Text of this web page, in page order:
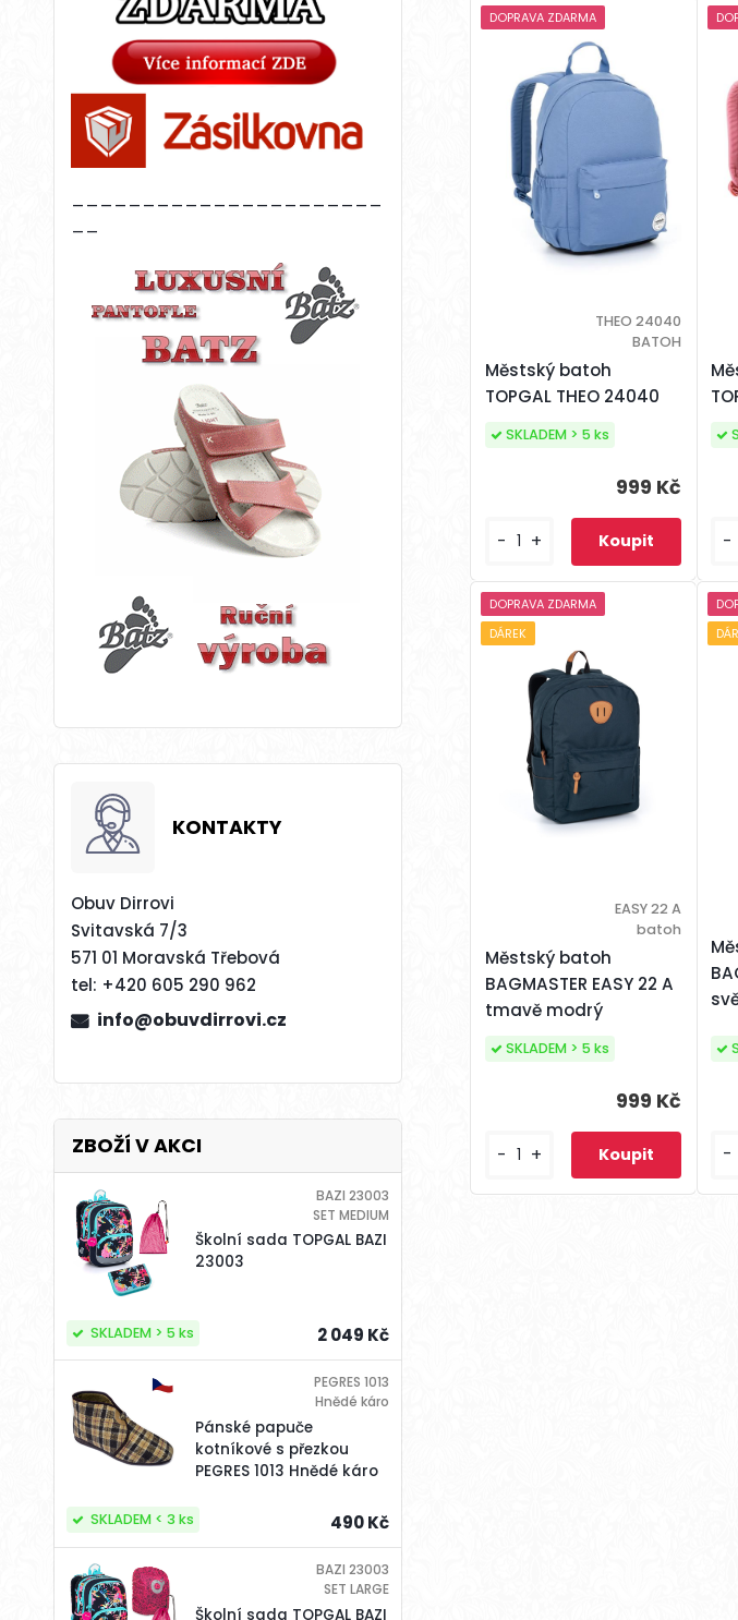
KONTAKTY
Obuv Dirrovi
Svitavská 7/3
571 01 Moravská Třebová
tel: +420 605 290 962
info@obuvdirrovi.cz
ZBOŽÍ V AKCI
Školní sada TOPGAL BAZI
23003
BAZI 23003
SET MEDIUM
2 049 Kč
SKLADEM > 5 ks
Pánské papuče
kotníkové s přezkou
PEGRES 1013 Hnědé káro
PEGRES 1013
Hnědé káro
490 Kč
SKLADEM < 3 ks
Školní sada TOPGAL BAZI
BAZI 23003
SET LARGE
Městský batoh
TOPGAL THEO 24040
THEO 24040
BATOH
999 Kč
SKLADEM > 5 ks
- +
DOPRAVA ZDARMA
-
Městský batoh
BAGMASTER EASY 22 A
tmavě modrý
EASY 22 A
batoh
999 Kč
SKLADEM > 5 ks
- +
DOPRAVA ZDARMA
DÁREK
-